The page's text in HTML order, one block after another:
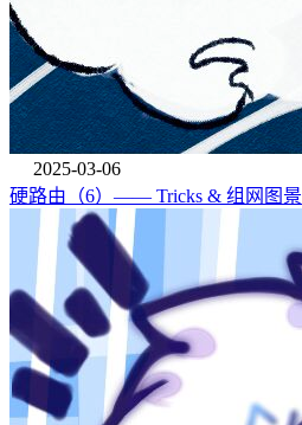
2025-03-06
硬路由（6）—— Tricks & 组网图景